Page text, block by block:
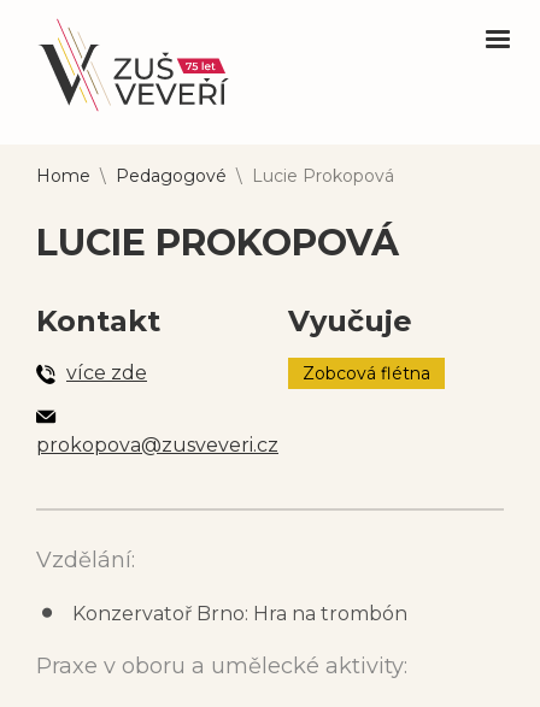
Home \ Pedagogové \ Lucie Prokopová
LUCIE PROKOPOVÁ
Kontakt
více zde
prokopova@zusveveri.cz
Vyučuje
Zobcová flétna
Vzdělání:
Konzervatoř Brno: Hra na trombón
Praxe v oboru a umělecké aktivity: